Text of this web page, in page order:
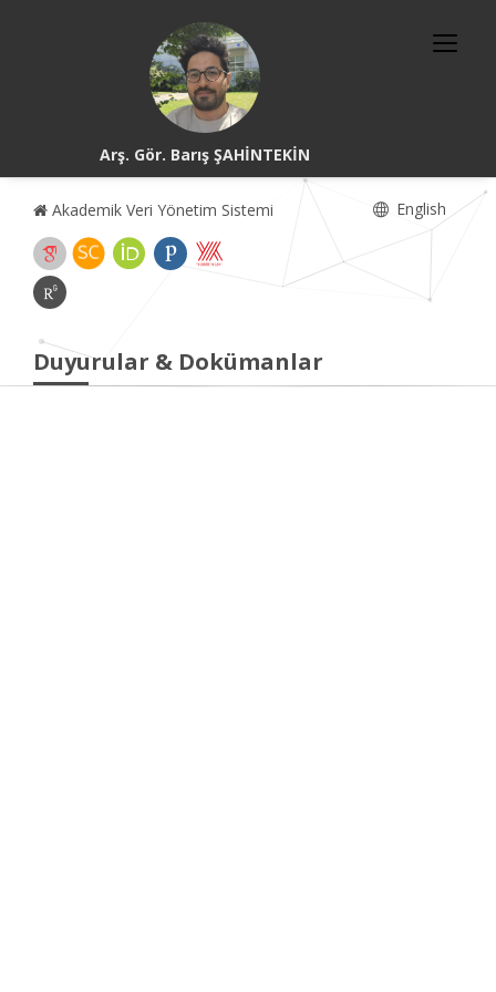
Arş. Gör. Barış ŞAHİNTEKİN
Akademik Veri Yönetim Sistemi English
Duyurular & Dokümanlar